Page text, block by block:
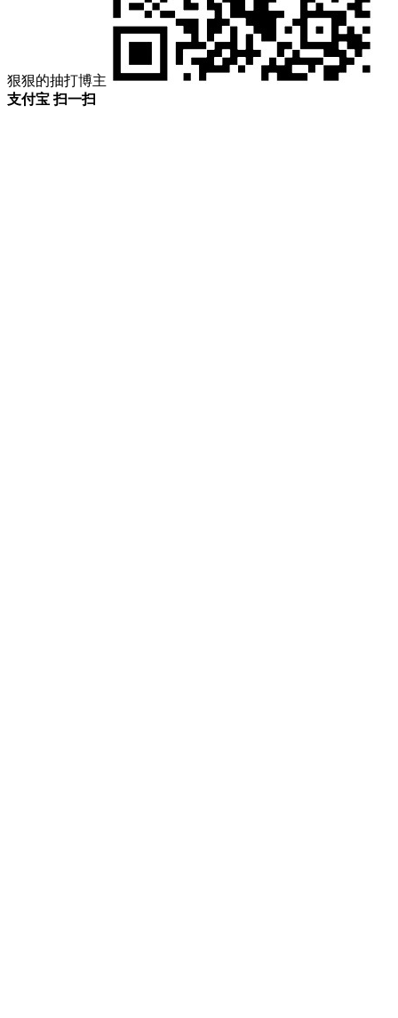
狠狠的抽打博主
支付宝 扫一扫